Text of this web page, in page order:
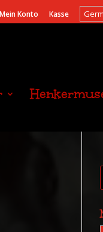
Mein Konto Kasse